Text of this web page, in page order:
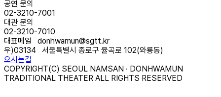
공연 문의
02-3210-7001
대관 문의
02-3210-7010
대표메일 donhwamun@sgtt.kr
우)03134
서울특별시 종로구 율곡로 102(와룡동)
오시는길
COPYRIGHT(C) SEOUL NAMSAN · DONHWAMUN
TRADITIONAL THEATER ALL RIGHTS RESERVED